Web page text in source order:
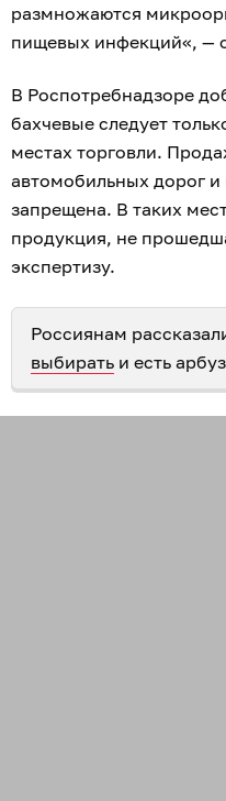
размножаются
пищевых инфекций«, —
В Роспотребнадзоре
бахчевые следует
местах торговли.
автомобильных дорог
запрещена. В таких
продукция, не
экспертизу.
Россиянам
выбирать и есть